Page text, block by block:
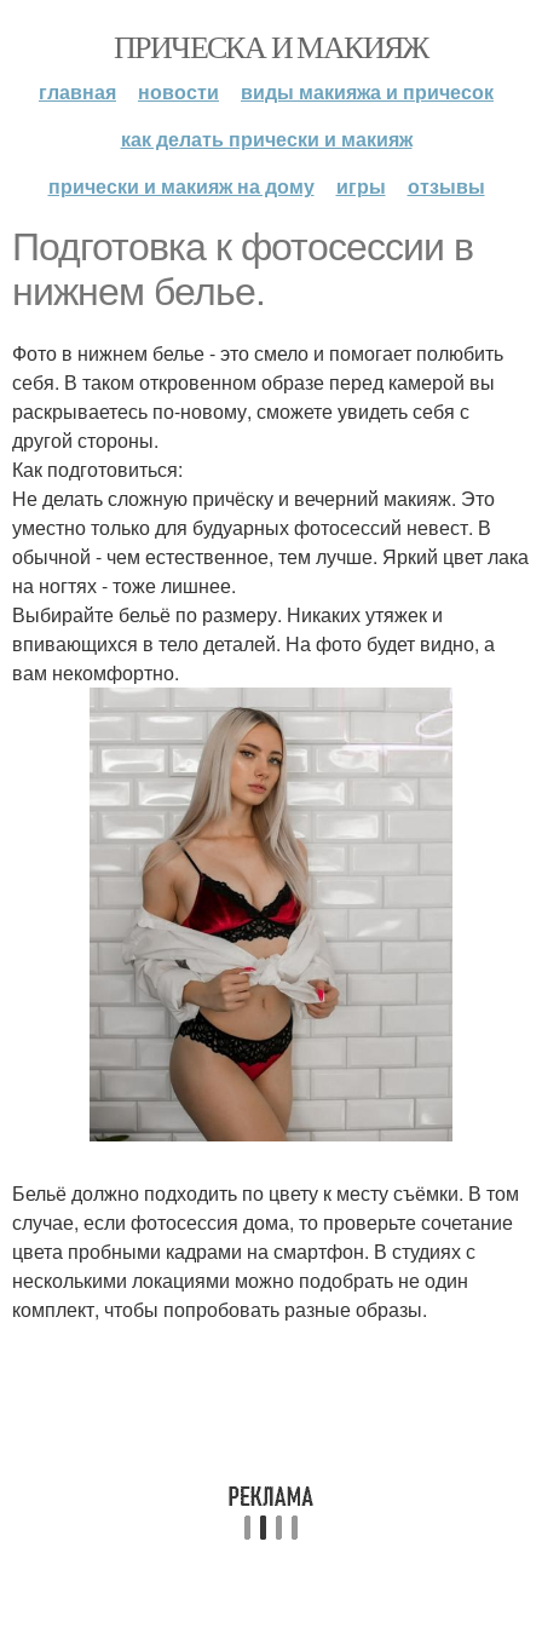
ПРИЧЕСКА И МАКИЯЖ
главная новости
виды макияжа и причесок
как делать прически и макияж
прически и макияж на дому
игры отзывы
Подготовка к фотосессии в
нижнем белье.
Фото в нижнем белье - это смело и помогает полюбить
себя. В таком откровенном образе перед камерой вы
раскрываетесь по-новому, сможете увидеть себя с
другой стороны.
Как подготовиться:
Не делать сложную причёску и вечерний макияж. Это
уместно только для будуарных фотосессий невест. В
обычной - чем естественное, тем лучше. Яркий цвет лака
на ногтях - тоже лишнее.
Выбирайте бельё по размеру. Никаких утяжек и
впивающихся в тело деталей. На фото будет видно, а
вам некомфортно.
Бельё должно подходить по цвету к месту съёмки. В том
случае, если фотосессия дома, то проверьте сочетание
цвета пробными кадрами на смартфон. В студиях с
несколькими локациями можно подобрать не один
комплект, чтобы попробовать разные образы.